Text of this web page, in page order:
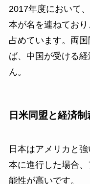
2017年度において
本が名を連ねてお
占めています。両
ば、中国が受ける
ん。
日米同盟と経済
日本はアメリカと
本に進行した場合
能性が高いです。